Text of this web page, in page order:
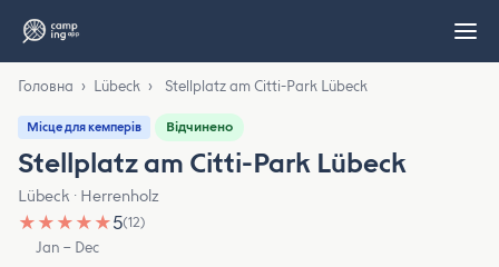
Головна › Lübeck › Stellplatz am Citti-Park Lübeck
Місце для кемперів Відчинено
Stellplatz am Citti-Park Lübeck
Lübeck · Herrenholz
★ ★ ★ ★ ★5(12)
Jan – Dec